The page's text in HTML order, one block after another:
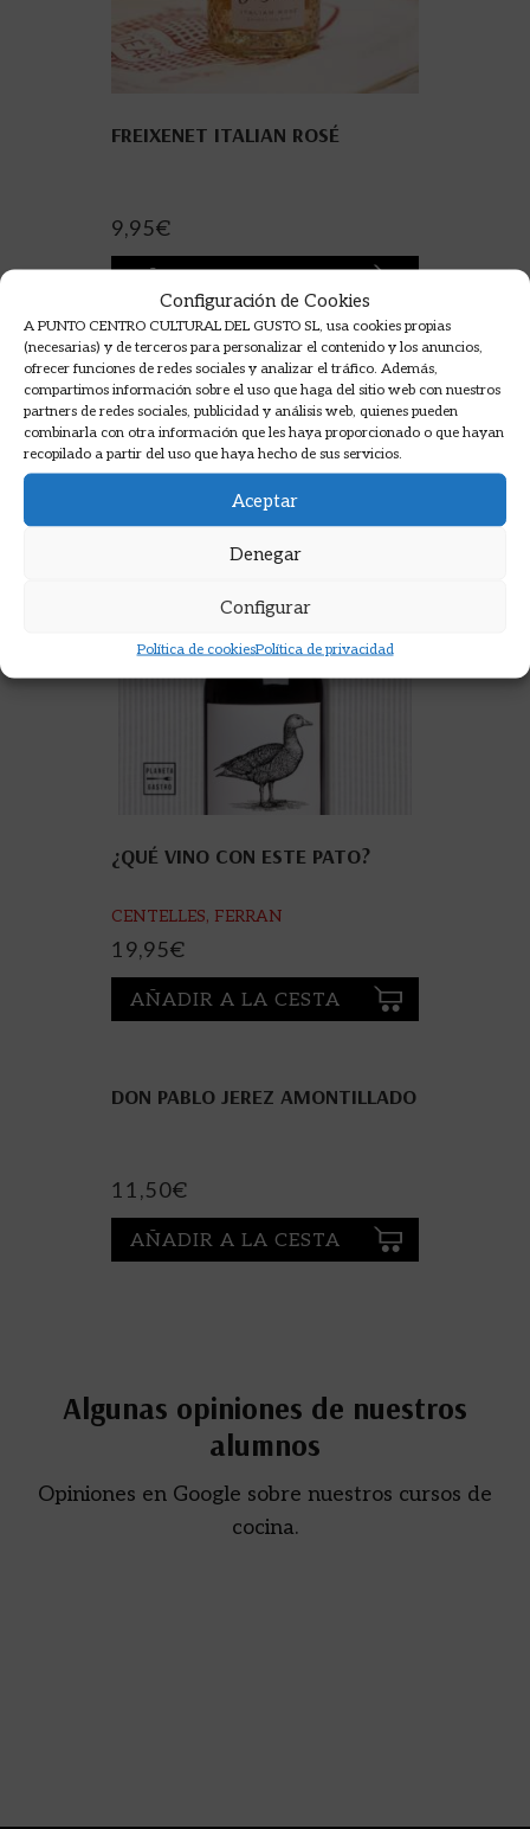
Configuración de Cookies
A PUNTO CENTRO CULTURAL DEL GUSTO SL, usa cookies propias
(necesarias) y de terceros para personalizar el contenido y los anuncios,
ofrecer funciones de redes sociales y analizar el tráfico. Además,
compartimos información sobre el uso que haga del sitio web con nuestros
partners de redes sociales, publicidad y análisis web, quienes pueden
combinarla con otra información que les haya proporcionado o que hayan
recopilado a partir del uso que haya hecho de sus servicios.
Aceptar
Denegar
Configurar
Política de cookiesPolítica de privacidad
FREIXENET ITALIAN ROSÉ
9,95€
¿QUÉ VINO CON ESTE PATO?
CENTELLES, FERRAN
19,95€
AÑADIR A LA CESTA
DON PABLO JEREZ AMONTILLADO
11,50€
AÑADIR A LA CESTA
Algunas opiniones de nuestros
alumnos
Opiniones en Google sobre nuestros cursos de
cocina.